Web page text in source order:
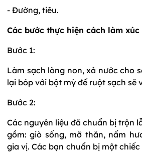
- Đường, tiêu.
Các bước thực hiện cách làm xúc
Bước 1:
Làm sạch lòng non, xả nước cho
lại bóp với bột mỳ để ruột sạch sẽ
Bước 2:
Các nguyên liệu đã chuẩn bị trộn
gồm: giò sống, mỡ thăn, nấm
gia vị. Các bạn chuẩn bị một